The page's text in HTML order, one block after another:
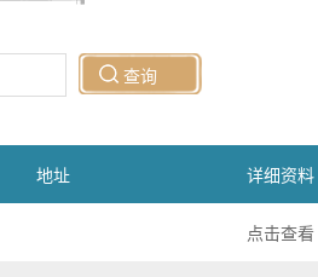
地址 详细资料
点击查看